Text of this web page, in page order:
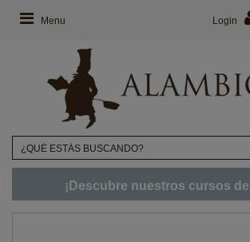
Menu Login
¡Descubre nuestros cursos